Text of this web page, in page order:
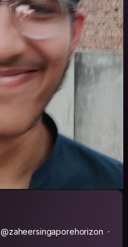
@zaheersingaporehorizon